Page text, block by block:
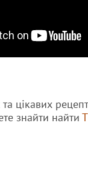
цікавих
знайти найти